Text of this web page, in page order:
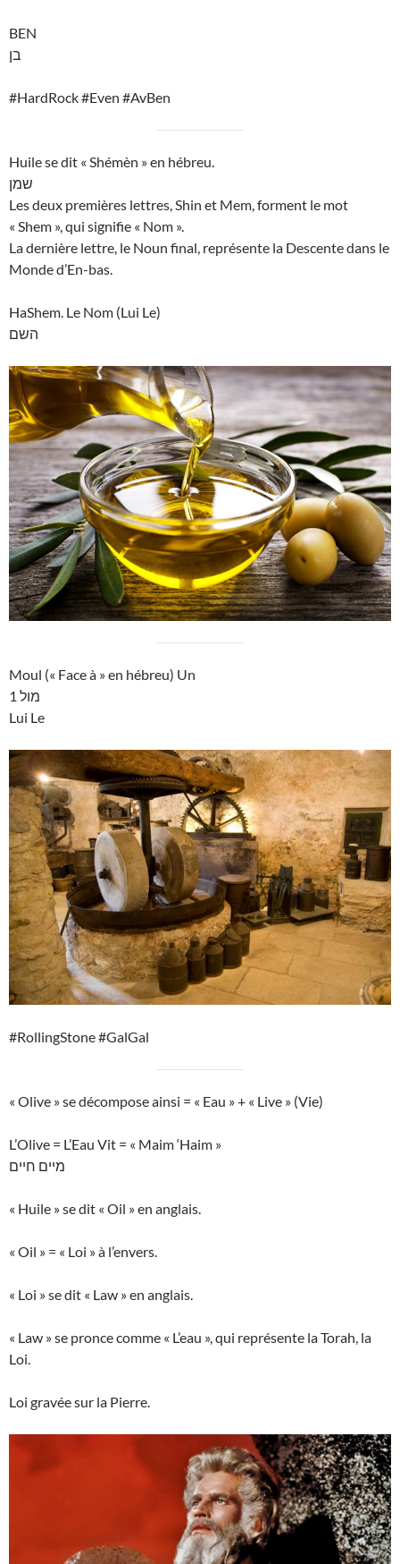
BEN
בן
#HardRock #Even #AvBen
Huile se dit « Shémèn » en hébreu.
שמן
Les deux premières lettres, Shin et Mem, forment le mot
« Shem », qui signifie « Nom ».
La dernière lettre, le Noun final, représente la Descente dans le
Monde d’En-bas.
HaShem. Le Nom (Lui Le)
השם
Moul (« Face à » en hébreu) Un
מול 1
Lui Le
#RollingStone #GalGal
« Olive » se décompose ainsi = « Eau » + « Live » (Vie)
L’Olive = L’Eau Vit = « Maim ‘Haim »
מיים חיים
« Huile » se dit « Oil » en anglais.
« Oil » = « Loi » à l’envers.
« Loi » se dit « Law » en anglais.
« Law » se pronce comme « L’eau », qui représente la Torah, la
Loi.
Loi gravée sur la Pierre.